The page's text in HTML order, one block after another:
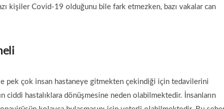
kişiler Covid-19 olduğunu bile fark etmezken, bazı vakalar can
pek çok insan hastaneye gitmekten çekindiği için tedavilerini
ciddi hastalıklara dönüşmesine neden olabilmektedir. İnsanların